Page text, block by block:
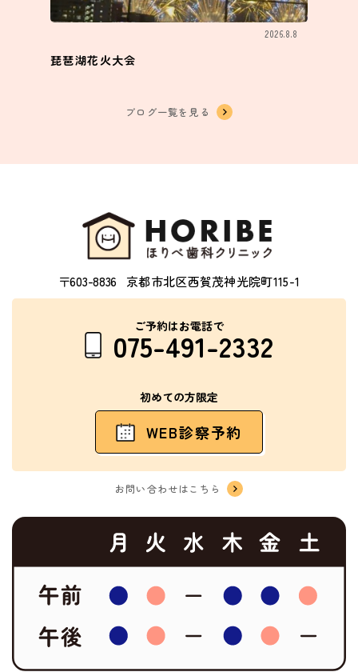
2026.8.8
琵琶湖花火大会
ブログ一覧を見る
〒603-8836 京都市北区西賀茂神光院町115-1
ご予約はお電話で
075-491-2332
初めての方限定
WEB診察予約
お問い合わせはこちら